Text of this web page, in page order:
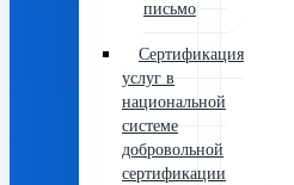
письмо
Сертификация
услуг в
национальной
системе
добровольной
сертификации